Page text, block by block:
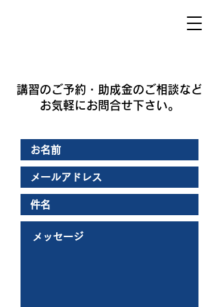
講習のご予約・助成金のご相談など
​お気軽にお問合せ下さい。